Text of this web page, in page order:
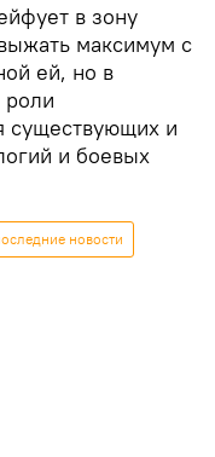
в зону
максимум с
ей, но в
роли
существующих и
и боевых
новости